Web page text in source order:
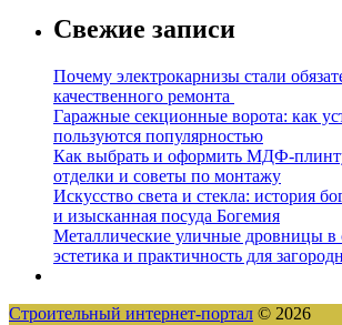
Свежие записи
Почему электрокарнизы стали
качественного ремонта
Гаражные секционные ворота: как
пользуются популярностью
Как выбрать и оформить МДФ-
отделки и советы по монтажу
Искусство света и стекла: история
и изысканная посуда Богемия
Металлические уличные дровницы в
эстетика и практичность для
Строительный интернет-портал © 2026